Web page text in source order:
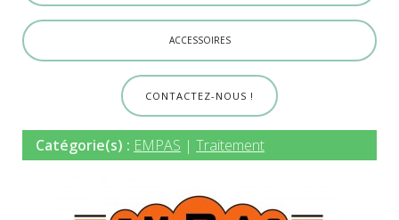
ACCESSOIRES
CONTACTEZ-NOUS !
Catégorie(s) : EMPAS | Traitement